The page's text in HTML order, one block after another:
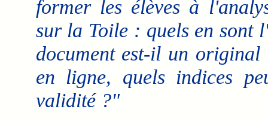
former les élèves à
sur la Toile : quels en sont
document est-il un
en ligne, quels indices
validité ?"